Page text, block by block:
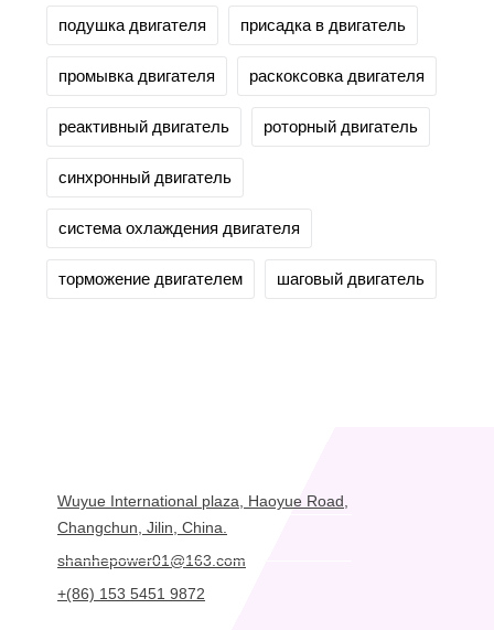
подушка двигателя присадка в двигатель
промывка двигателя раскоксовка двигателя
реактивный двигатель роторный двигатель
синхронный двигатель
система охлаждения двигателя
торможение двигателем шаговый двигатель
Wuyue International plaza, Haoyue Road,
Changchun, Jilin, China.
shanhepower01@163.com
+(86) 153 5451 9872